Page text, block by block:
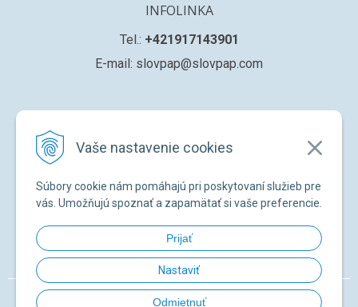
Vaše nastavenie cookies
Súbory cookie nám pomáhajú pri poskytovaní služieb pre
vás. Umožňujú spoznať a zapamätať si vaše preferencie.
Prijať
Nastaviť
Odmietnuť
INFOLINKA
Tel.: +421917143901
E-mail: slovpap@slovpap.com
Obchodné podmienky
Ochana osobných údajov
Registrácia nového zákazníka
Žiadosť o registráciu na ďalší predaj
Zabudnuté heslo
© 2026 SLOVPAP SK • NextShop&e-shop Pohoda Connector NextCom